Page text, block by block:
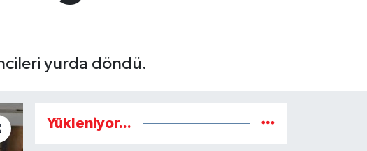
yurda döndü.
Yükleniyor...